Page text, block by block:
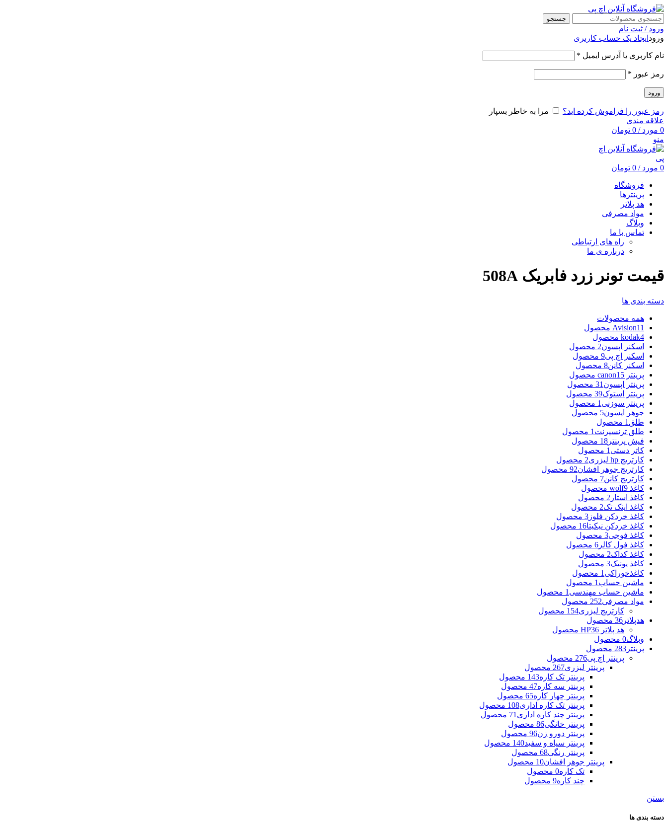
جستجو
ورود / ثبت نام
ورود ایجاد یک حساب کاربری
نام کاربری یا آدرس ایمیل *
رمز عبور *
ورود
رمز عبور را فراموش کرده اید؟
مرا به خاطر بسپار
علاقه مندی
0 مورد /
0 تومان
منو
0 مورد /
0 تومان
فروشگاه
پرینترها
هد پلاتر
مواد مصرفی
وبلاگ
تماس با ما
راه های ارتباطی
درباره ی ما
قیمت تونر زرد فابریک 508A
دسته بندی ها
همه محصولات
Avision11 محصول
kodak4 محصول
اسکنر اپسون2 محصول
اسکنر اچ پی9 محصول
اسکنر کانن8 محصول
پرینتر canon 15 محصول
پرینتر اپسون 31 محصول
پرینتر استوک39 محصول
پرینتر سوزنی 1 محصول
جوهر اپسون5 محصول
طلق 1 محصول
طلق ترنسپرنت 1 محصول
فیش پرینتر 18 محصول
کاتر دستی 1 محصول
کارتریج hp لیزری
2 محصول
کارتریج جوهر افشان92 محصول
کارتریج کانن7 محصول
کاغذ wolf 9 محصول
کاغذ استار 2 محصول
کاغذ اینک تک2 محصول
کاغذ خردکن فلوز 3 محصول
کاغذ خردکن نیکیتا16 محصول
کاغذ فوجی3 محصول
کاغذ فول کالر 6 محصول
کاغذ کداک2 محصول
کاغذ یونیک3 محصول
کاغذخوراکی 1 محصول
ماشین حساب 1 محصول
ماشین حساب مهندسی 1 محصول
مواد مصرفی252 محصول
کارتریج لیزری154 محصول
هدپلاتر 36 محصول
هد پلاتر HP 36 محصول
وبلاگ0 محصول
پرینتر 283 محصول
پرینتر اچ پی276 محصول
پرینتر لیزری267 محصول
پرینتر تک کاره143 محصول
پرینتر سه کاره47 محصول
پرینتر چهار کاره65 محصول
پرینتر تک کاره اداری108 محصول
پرینتر چند کاره اداری 71 محصول
پرینتر خانگی86 محصول
پرینتر دورو زن96 محصول
پرینتر سیاه و سفید140 محصول
پرینتر رنگی68 محصول
پرینتر جوهر افشان10 محصول
تک کاره0 محصول
چند کاره9 محصول
بستن
دسته بندی ها